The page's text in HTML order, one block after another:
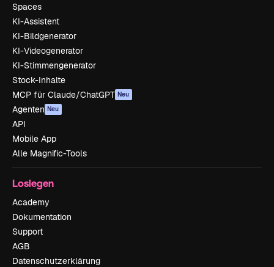
Spaces
KI-Assistent
KI-Bildgenerator
KI-Videogenerator
KI-Stimmengenerator
Stock-Inhalte
MCP für Claude/ChatGPT Neu
Agenten Neu
API
Mobile App
Alle Magnific-Tools
Loslegen
Academy
Dokumentation
Support
AGB
Datenschutzerklärung